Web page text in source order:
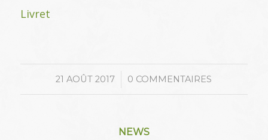
Livret
21 AOÛT 2017
/ 0 COMMENTAIRES
NEWS